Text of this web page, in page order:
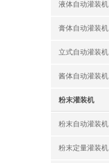
液体自动灌装机
膏体自动灌装机
立式自动灌装机
酱体自动灌装机
粉末灌装机
粉末自动灌装机
粉末定量灌装机